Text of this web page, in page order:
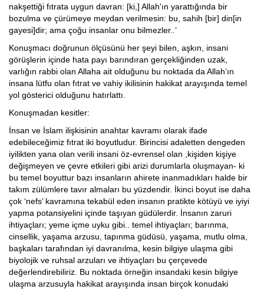
nakşettiği fıtrata uygun davran: [ki,] Allah'ın yarattığında bir
bozulma ve çürümeye meydan verilmesin: bu, sahih [bir] din[in
gayesi]dir; ama çoğu insanlar onu bilmezler..’
Konuşmacı doğrunun ölçüsünü her şeyi bilen, aşkın, insani
görüşlerin içinde hata payı barındıran gerçekliğinden uzak,
varlığın rabbi olan Allaha ait olduğunu bu noktada da Allah’ın
insana lütfu olan fıtrat ve vahiy ikilisinin hakikat arayışında temel
yol gösterici olduğunu hatırlattı.
Konuşmadan kesitler:
İnsan ve İslam ilişkisinin anahtar kavramı olarak ifade
edebileceğimiz fıtrat iki boyutludur. Birincisi adaletten dengeden
iyilikten yana olan verili insani öz-evrensel olan ,kişiden kişiye
değişmeyen ve çevre etkileri gibi arizi durumlarla oluşmayan- ki
bu temel boyuttur bazı insanların ahirete inanmadıkları halde bir
takım zülümlere tavır almaları bu yüzdendir. İkinci boyut ise daha
çok ‘nefs’ kavramına tekabül eden insanın pratikte kötüyü ve iyiyi
yapma potansiyelini içinde taşıyan güdülerdir. İnsanın zaruri
ihtiyaçları; yeme içme uyku gibi.. temel ihtiyaçları; barınma,
cinsellik, yaşama arzusu, tapınma güdüsü, yaşama, mutlu olma,
başkaları tarafından iyi davranılma, kesin bilgiye ulaşma gibi
biyolojik ve ruhsal arzuları ve ihtiyaçları bu çerçevede
değerlendirebiliriz. Bu noktada örneğin insandaki kesin bilgiye
ulaşma arzusuyla hakikat arayışında insan birçok konudaki